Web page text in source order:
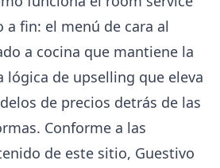
fin: el menú de cara al
a cocina que mantiene la
lógica de upselling que eleva
de precios detrás de las
Conforme a las
de este sitio, Guestivo